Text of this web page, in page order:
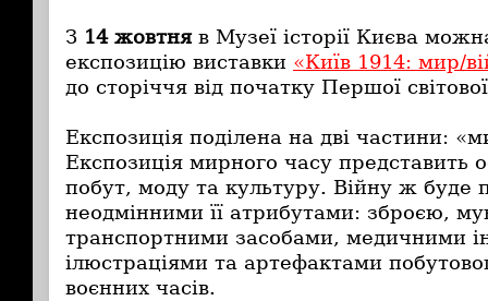
З 14 жовтняв Музеї історії Києва
експозицію виставки «Київ 1914: мир/
до сторіччя від початку Першої
Експозиція поділена на дві частини:
Експозиція мирного часу представить
побут, моду та культуру. Війну ж буде
неодмінними її атрибутами: зброєю,
транспортними засобами, медичними
ілюстраціями та артефактами
воєнних часів.